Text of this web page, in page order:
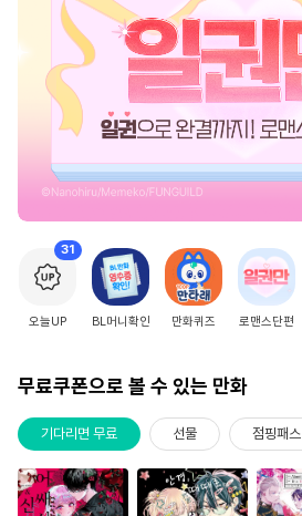
31
오늘UP BL머니확인 만화퀴즈 로맨스단편
무료쿠폰으로 볼 수 있는 만화
기다리면 무료 선물 점핑패스